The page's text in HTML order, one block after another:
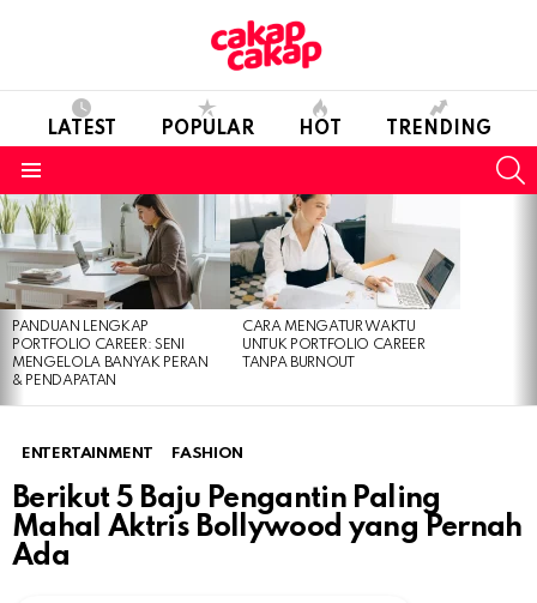
LATEST POPULAR HOT TRENDING
LATEST
STORIES
PANDUAN LENGKAP
PORTFOLIO CAREER: SENI
MENGELOLA BANYAK PERAN
& PENDAPATAN
CARA MENGATUR WAKTU
UNTUK PORTFOLIO CAREER
TANPA BURNOUT
ENTERTAINMENT FASHION
Berikut 5 Baju Pengantin Paling
Mahal Aktris Bollywood yang Pernah
Ada